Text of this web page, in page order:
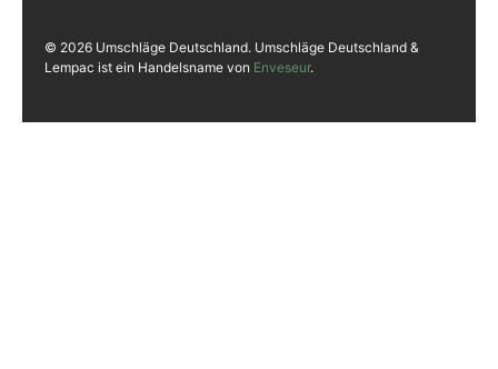
© 2026 Umschläge Deutschland. Umschläge Deutschland &
Lempac ist ein Handelsname von Enveseur.